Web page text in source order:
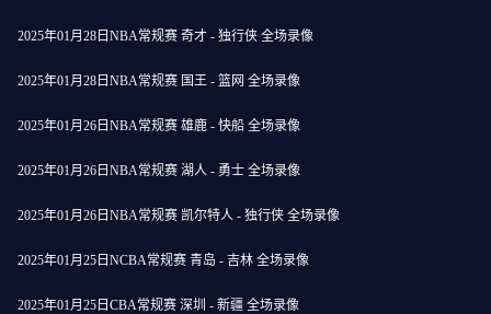
2025年01月28日NBA常规赛 奇才 - 独行侠 全场录像
2025年01月28日NBA常规赛 国王 - 篮网 全场录像
2025年01月26日NBA常规赛 雄鹿 - 快船 全场录像
2025年01月26日NBA常规赛 湖人 - 勇士 全场录像
2025年01月26日NBA常规赛 凯尔特人 - 独行侠 全场录像
2025年01月25日NCBA常规赛 青岛 - 吉林 全场录像
2025年01月25日CBA常规赛 深圳 - 新疆 全场录像